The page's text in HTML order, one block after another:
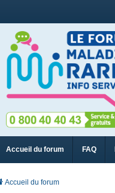
Accueil du forum FAQ
Accueil du forum